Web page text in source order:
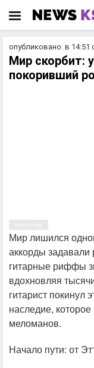
опубликовано: в 14:51
Мир скорбит:
покоривший
Мир лишился
аккорды задавали
гитарные риффы
вдохновляя
гитарист покинул
наследие,
меломанов.
Начало пути: от